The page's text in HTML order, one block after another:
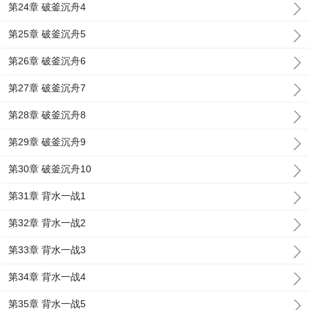
第24章 破釜沉舟4
第25章 破釜沉舟5
第26章 破釜沉舟6
第27章 破釜沉舟7
第28章 破釜沉舟8
第29章 破釜沉舟9
第30章 破釜沉舟10
第31章 背水一战1
第32章 背水一战2
第33章 背水一战3
第34章 背水一战4
第35章 背水一战5